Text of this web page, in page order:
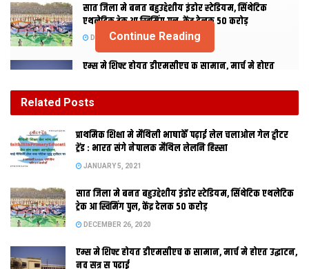
सात जिला मे बनत बहुउद्देशीय इंडोर स्‍टेडि‍यम, सिंथेटिक
एथलेटिक ट्रेक आ स्विमिंग पुल, केंद्र देलक 50 करोड़
DECEMBER 26, 2020
एम्स मे शिफ्ट होयत डीएमसीएच क सामान, मार्च मे होएत
लोकनि, 29 कए जायतीह बेंगलुरु
Continue Reading
Related Posts
प्राथमिक शि‍क्षा मे मैथि‍ली भाषाकेँ पढ़ाई लेल चलाओल गेल ट्वीटर
ट्रेंड : भारत संगे नेपालक मैथिल लेलनि हिस्सा
JANUARY 5, 2021
सात जिला मे बनत बहुउद्देशीय इंडोर स्‍टेडि‍यम, सिंथेटिक एथलेटिक
ट्रेक आ स्विमिंग पुल, केंद्र देलक 50 करोड़
DECEMBER 26, 2020
एम्स मे शिफ्ट होयत डीएमसीएच क सामान, मार्च मे होएत उद्घाटन,
नव सत्र स पढाई